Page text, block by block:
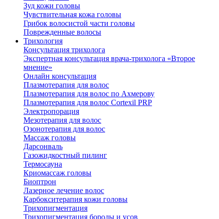
Зуд кожи головы
Чувствительная кожа головы
Грибок волосистой части головы
Поврежденные волосы
Трихология
Консультация трихолога
Экспертная консультация врача-трихолога «Второе
мнение»
Онлайн консультация
Плазмотерапия для волос
Плазмотерапия для волос по Ахмерову
Плазмотерапия для волос Cortexil PRP
Электропорация
Мезотерапия для волос
Озонотерапия для волос
Массаж головы
Дарсонваль
Газожидкостный пилинг
Термосауна
Криомассаж головы
Биоптрон
Лазерное лечение волос
Карбокситерапия кожи головы
Трихопигментация
Трихопигментация бороды и усов